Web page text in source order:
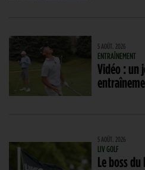
5 AOÛT. 2026
ENTRAÎNEMENT
Vidéo : un
5 AOÛT. 2026
LIV GOLF
Le boss